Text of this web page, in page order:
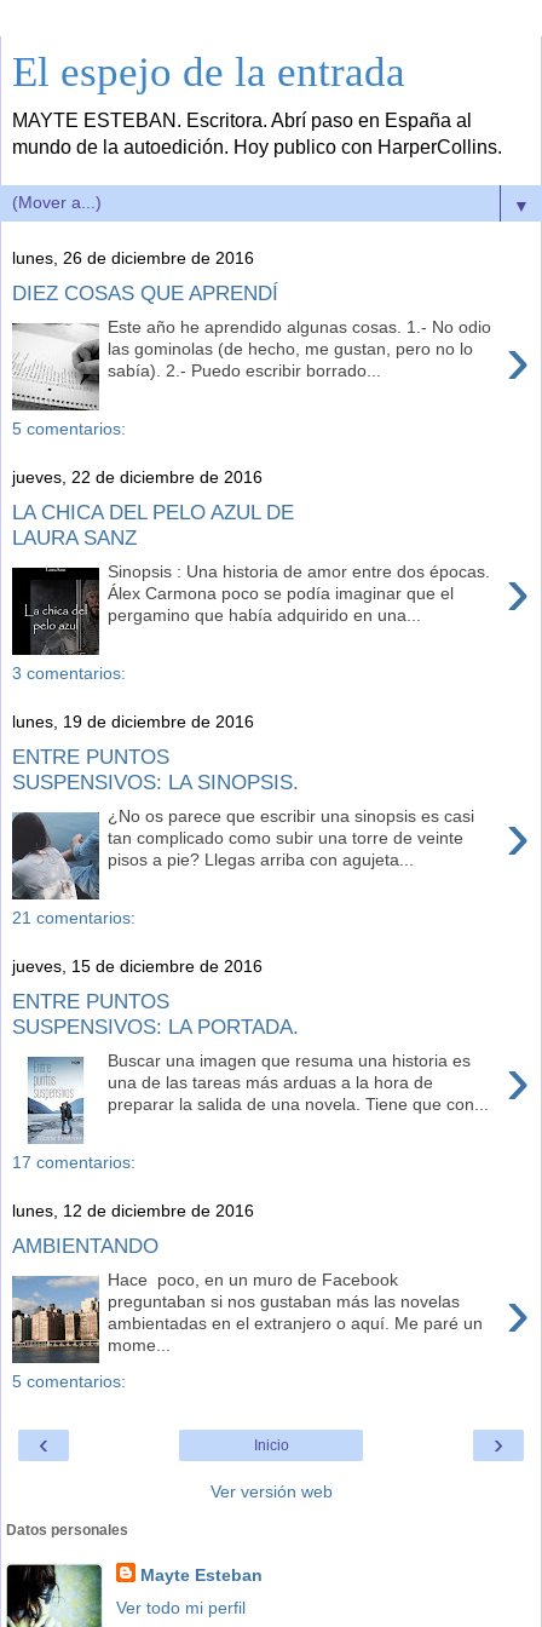
El espejo de la entrada
MAYTE ESTEBAN. Escritora. Abrí paso en España al
mundo de la autoedición. Hoy publico con HarperCollins.
▼
lunes, 26 de diciembre de 2016
DIEZ COSAS QUE APRENDÍ
›
Este año he aprendido algunas cosas. 1.- No odio
las gominolas (de hecho, me gustan, pero no lo
sabía). 2.- Puedo escribir borrado...
5 comentarios:
jueves, 22 de diciembre de 2016
LA CHICA DEL PELO AZUL DE
LAURA SANZ
›
Sinopsis : Una historia de amor entre dos épocas.
Álex Carmona poco se podía imaginar que el
pergamino que había adquirido en una...
3 comentarios:
lunes, 19 de diciembre de 2016
ENTRE PUNTOS
SUSPENSIVOS: LA SINOPSIS.
›
¿No os parece que escribir una sinopsis es casi
tan complicado como subir una torre de veinte
pisos a pie? Llegas arriba con agujeta...
21 comentarios:
jueves, 15 de diciembre de 2016
ENTRE PUNTOS
SUSPENSIVOS: LA PORTADA.
›
Buscar una imagen que resuma una historia es
una de las tareas más arduas a la hora de
preparar la salida de una novela. Tiene que con...
17 comentarios:
lunes, 12 de diciembre de 2016
AMBIENTANDO
›
Hace poco, en un muro de Facebook
preguntaban si nos gustaban más las novelas
ambientadas en el extranjero o aquí. Me paré un
mome...
5 comentarios:
‹ ›
Inicio
Ver versión web
Datos personales
Mayte Esteban
Ver todo mi perfil